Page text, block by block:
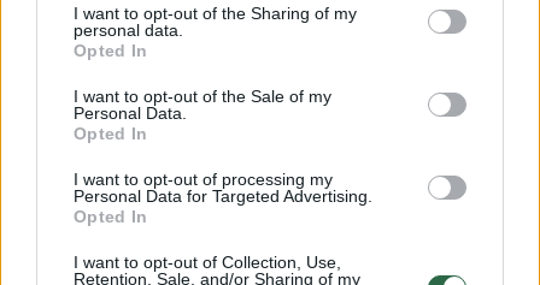
I want to opt-out of the Sharing of my
personal data.
Opted In
I want to opt-out of the Sale of my
Personal Data.
Opted In
I want to opt-out of processing my
Personal Data for Targeted Advertising.
Opted In
I want to opt-out of Collection, Use,
Retention, Sale, and/or Sharing of my
teisme slėpė veidą saulės akiniais
Žinios | Kriminalai
Pareigūnai atmetė mergaitės pagrobimą: „Pratybos
Žinios | Kriminalai
00:07:45